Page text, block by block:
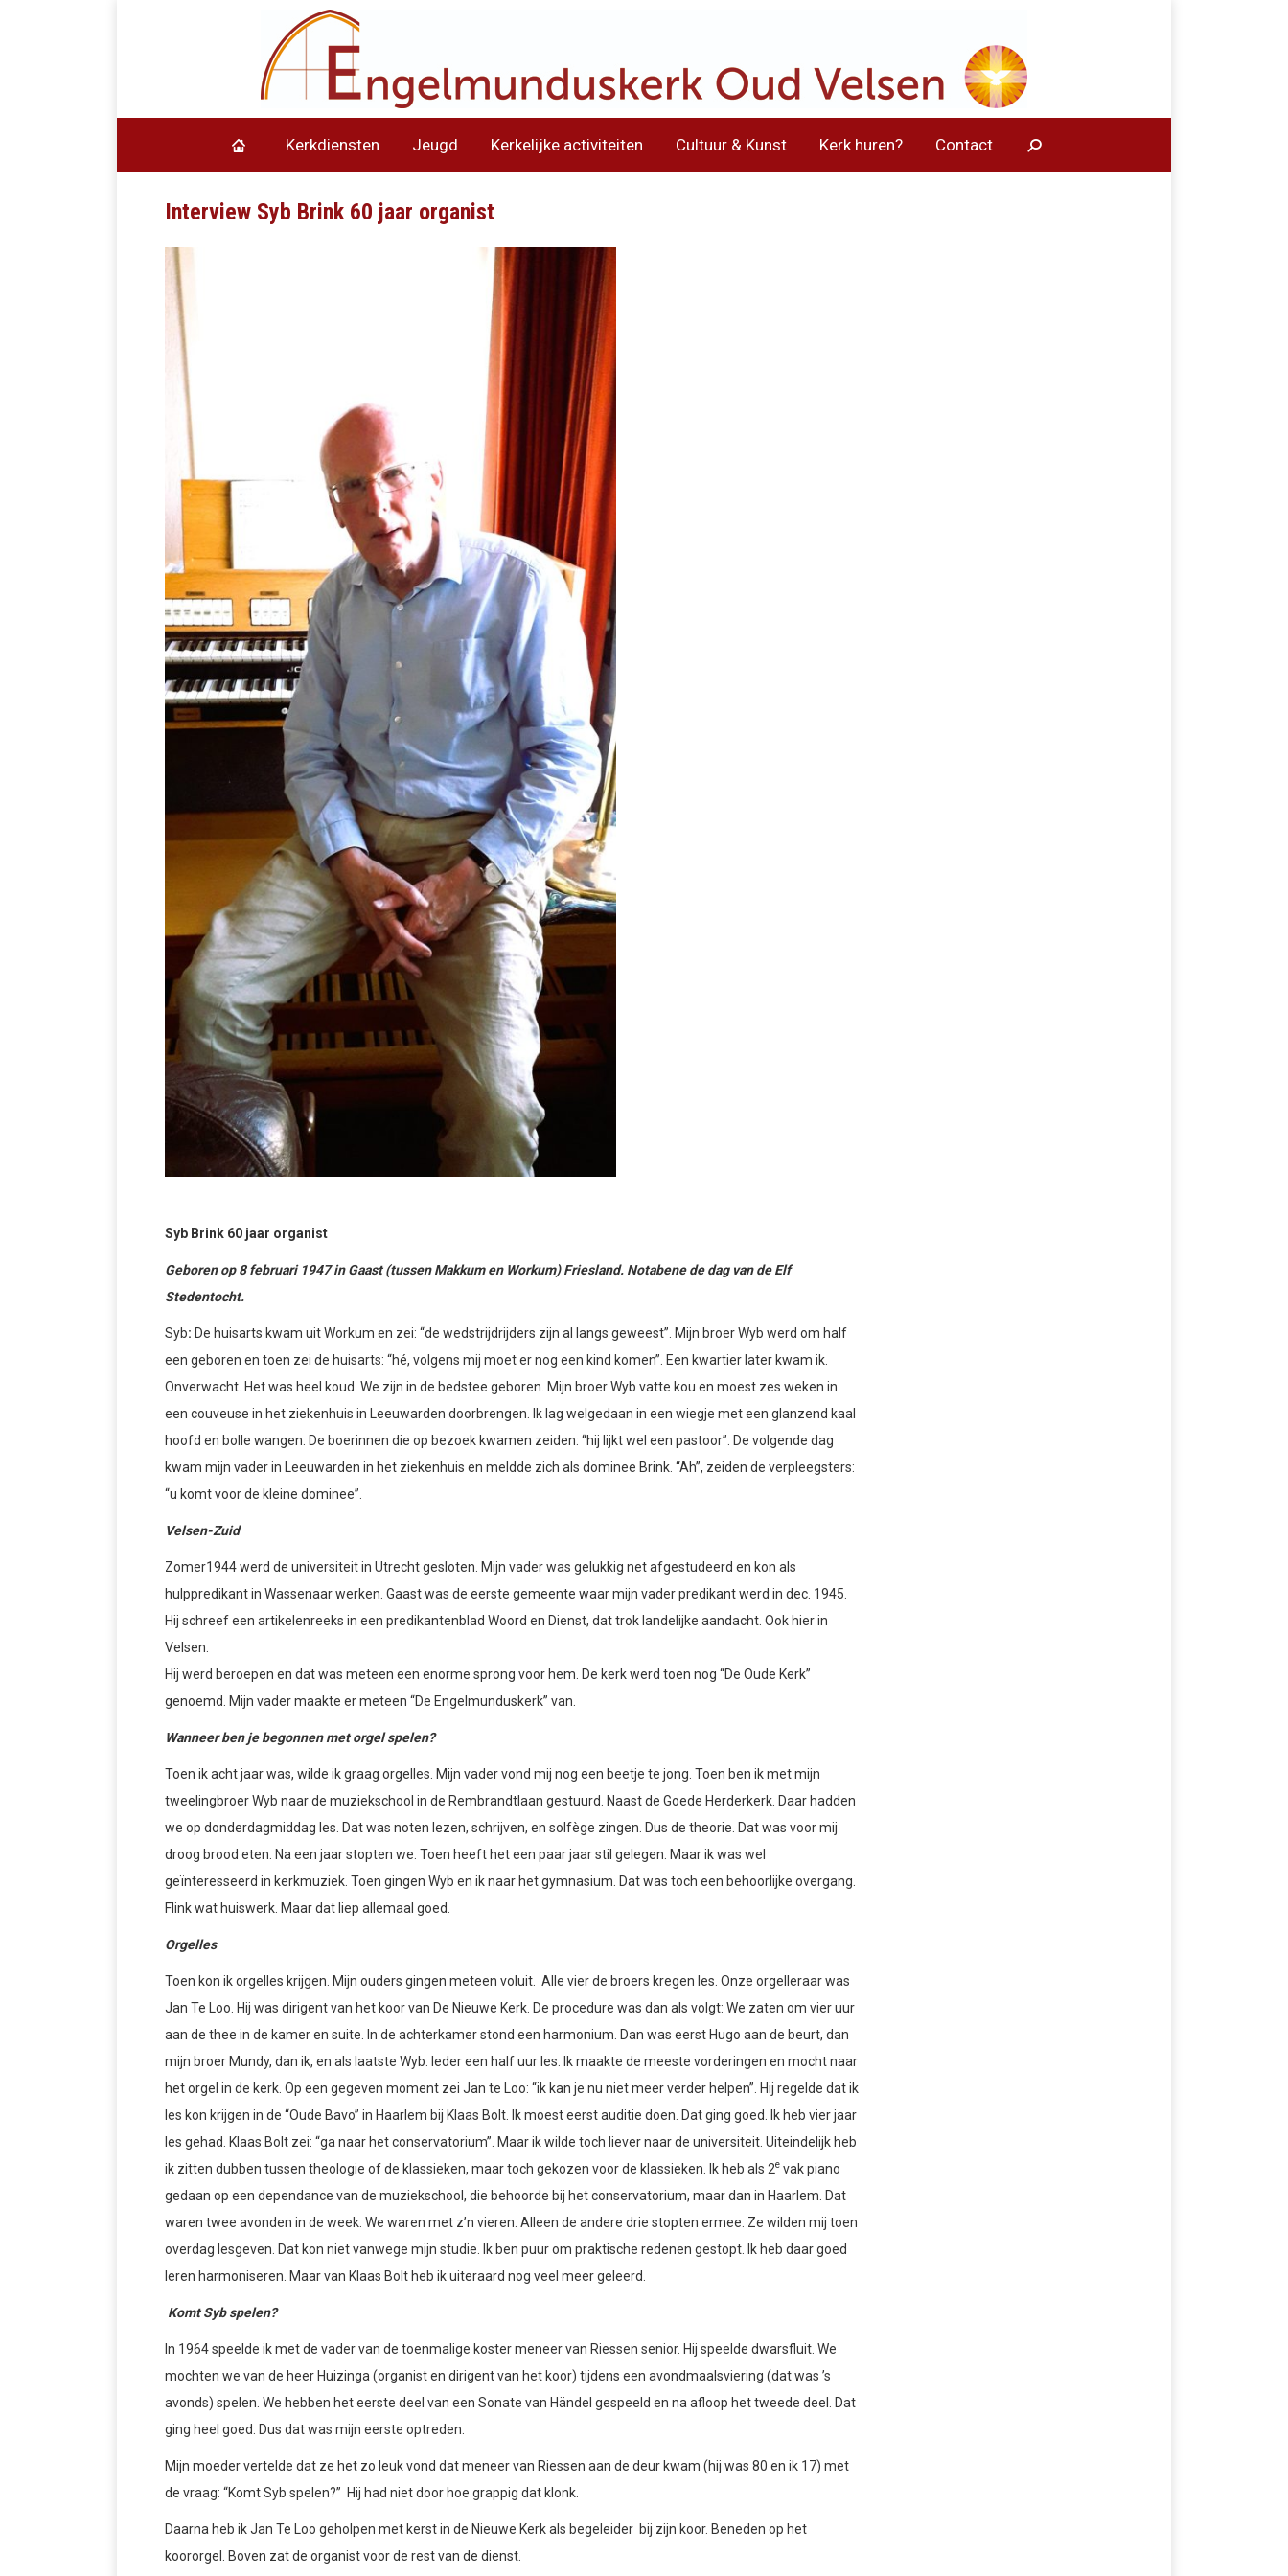
Kerkdiensten Jeugd Kerkelijke activiteiten Cultuur & Kunst Kerk huren? Contact
Interview Syb Brink 60 jaar organist
Syb Brink 60 jaar organist
Geboren op 8 februari 1947 in Gaast (tussen Makkum en Workum) Friesland. Notabene de dag van de Elf
Stedentocht.
Syb: De huisarts kwam uit Workum en zei: “de wedstrijdrijders zijn al langs geweest”. Mijn broer Wyb werd om half
een geboren en toen zei de huisarts: “hé, volgens mij moet er nog een kind komen”. Een kwartier later kwam ik.
Onverwacht. Het was heel koud. We zijn in de bedstee geboren. Mijn broer Wyb vatte kou en moest zes weken in
een couveuse in het ziekenhuis in Leeuwarden doorbrengen. Ik lag welgedaan in een wiegje met een glanzend kaal
hoofd en bolle wangen. De boerinnen die op bezoek kwamen zeiden: “hij lijkt wel een pastoor”. De volgende dag
kwam mijn vader in Leeuwarden in het ziekenhuis en meldde zich als dominee Brink. “Ah”, zeiden de verpleegsters:
“u komt voor de kleine dominee”.
Velsen-Zuid
Zomer1944 werd de universiteit in Utrecht gesloten. Mijn vader was gelukkig net afgestudeerd en kon als
hulppredikant in Wassenaar werken. Gaast was de eerste gemeente waar mijn vader predikant werd in dec. 1945.
Hij schreef een artikelenreeks in een predikantenblad Woord en Dienst, dat trok landelijke aandacht. Ook hier in
Velsen.
Hij werd beroepen en dat was meteen een enorme sprong voor hem. De kerk werd toen nog “De Oude Kerk”
genoemd. Mijn vader maakte er meteen “De Engelmunduskerk” van.
Wanneer ben je begonnen met orgel spelen?
Toen ik acht jaar was, wilde ik graag orgelles. Mijn vader vond mij nog een beetje te jong. Toen ben ik met mijn
tweelingbroer Wyb naar de muziekschool in de Rembrandtlaan gestuurd. Naast de Goede Herderkerk. Daar hadden
we op donderdagmiddag les. Dat was noten lezen, schrijven, en solfège zingen. Dus de theorie. Dat was voor mij
droog brood eten. Na een jaar stopten we. Toen heeft het een paar jaar stil gelegen. Maar ik was wel
geïnteresseerd in kerkmuziek. Toen gingen Wyb en ik naar het gymnasium. Dat was toch een behoorlijke overgang.
Flink wat huiswerk. Maar dat liep allemaal goed.
Orgelles
Toen kon ik orgelles krijgen. Mijn ouders gingen meteen voluit. Alle vier de broers kregen les. Onze orgelleraar was
Jan Te Loo. Hij was dirigent van het koor van De Nieuwe Kerk. De procedure was dan als volgt: We zaten om vier uur
aan de thee in de kamer en suite. In de achterkamer stond een harmonium. Dan was eerst Hugo aan de beurt, dan
mijn broer Mundy, dan ik, en als laatste Wyb. Ieder een half uur les. Ik maakte de meeste vorderingen en mocht naar
het orgel in de kerk. Op een gegeven moment zei Jan te Loo: “ik kan je nu niet meer verder helpen”. Hij regelde dat ik
les kon krijgen in de “Oude Bavo” in Haarlem bij Klaas Bolt. Ik moest eerst auditie doen. Dat ging goed. Ik heb vier jaar
les gehad. Klaas Bolt zei: “ga naar het conservatorium”. Maar ik wilde toch liever naar de universiteit. Uiteindelijk heb
ik zitten dubben tussen theologie of de klassieken, maar toch gekozen voor de klassieken. Ik heb als 2e vak piano
gedaan op een dependance van de muziekschool, die behoorde bij het conservatorium, maar dan in Haarlem. Dat
waren twee avonden in de week. We waren met z’n vieren. Alleen de andere drie stopten ermee. Ze wilden mij toen
overdag lesgeven. Dat kon niet vanwege mijn studie. Ik ben puur om praktische redenen gestopt. Ik heb daar goed
leren harmoniseren. Maar van Klaas Bolt heb ik uiteraard nog veel meer geleerd.
Komt Syb spelen?
In 1964 speelde ik met de vader van de toenmalige koster meneer van Riessen senior. Hij speelde dwarsfluit. We
mochten we van de heer Huizinga (organist en dirigent van het koor) tijdens een avondmaalsviering (dat was ’s
avonds) spelen. We hebben het eerste deel van een Sonate van Händel gespeeld en na afloop het tweede deel. Dat
ging heel goed. Dus dat was mijn eerste optreden.
Mijn moeder vertelde dat ze het zo leuk vond dat meneer van Riessen aan de deur kwam (hij was 80 en ik 17) met
de vraag: “Komt Syb spelen?” Hij had niet door hoe grappig dat klonk.
Daarna heb ik Jan Te Loo geholpen met kerst in de Nieuwe Kerk als begeleider bij zijn koor. Beneden op het
koororgel. Boven zat de organist voor de rest van de dienst.